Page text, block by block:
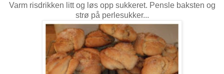
Varm risdrikken litt og løs opp sukkeret. Pensle baksten og
strø på perlesukker...